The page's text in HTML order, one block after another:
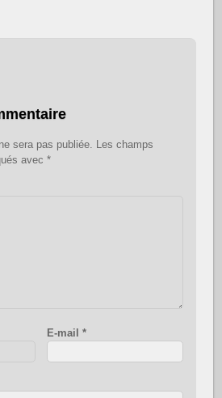
sera pas publiée. Les champs
avec *
E-mail*